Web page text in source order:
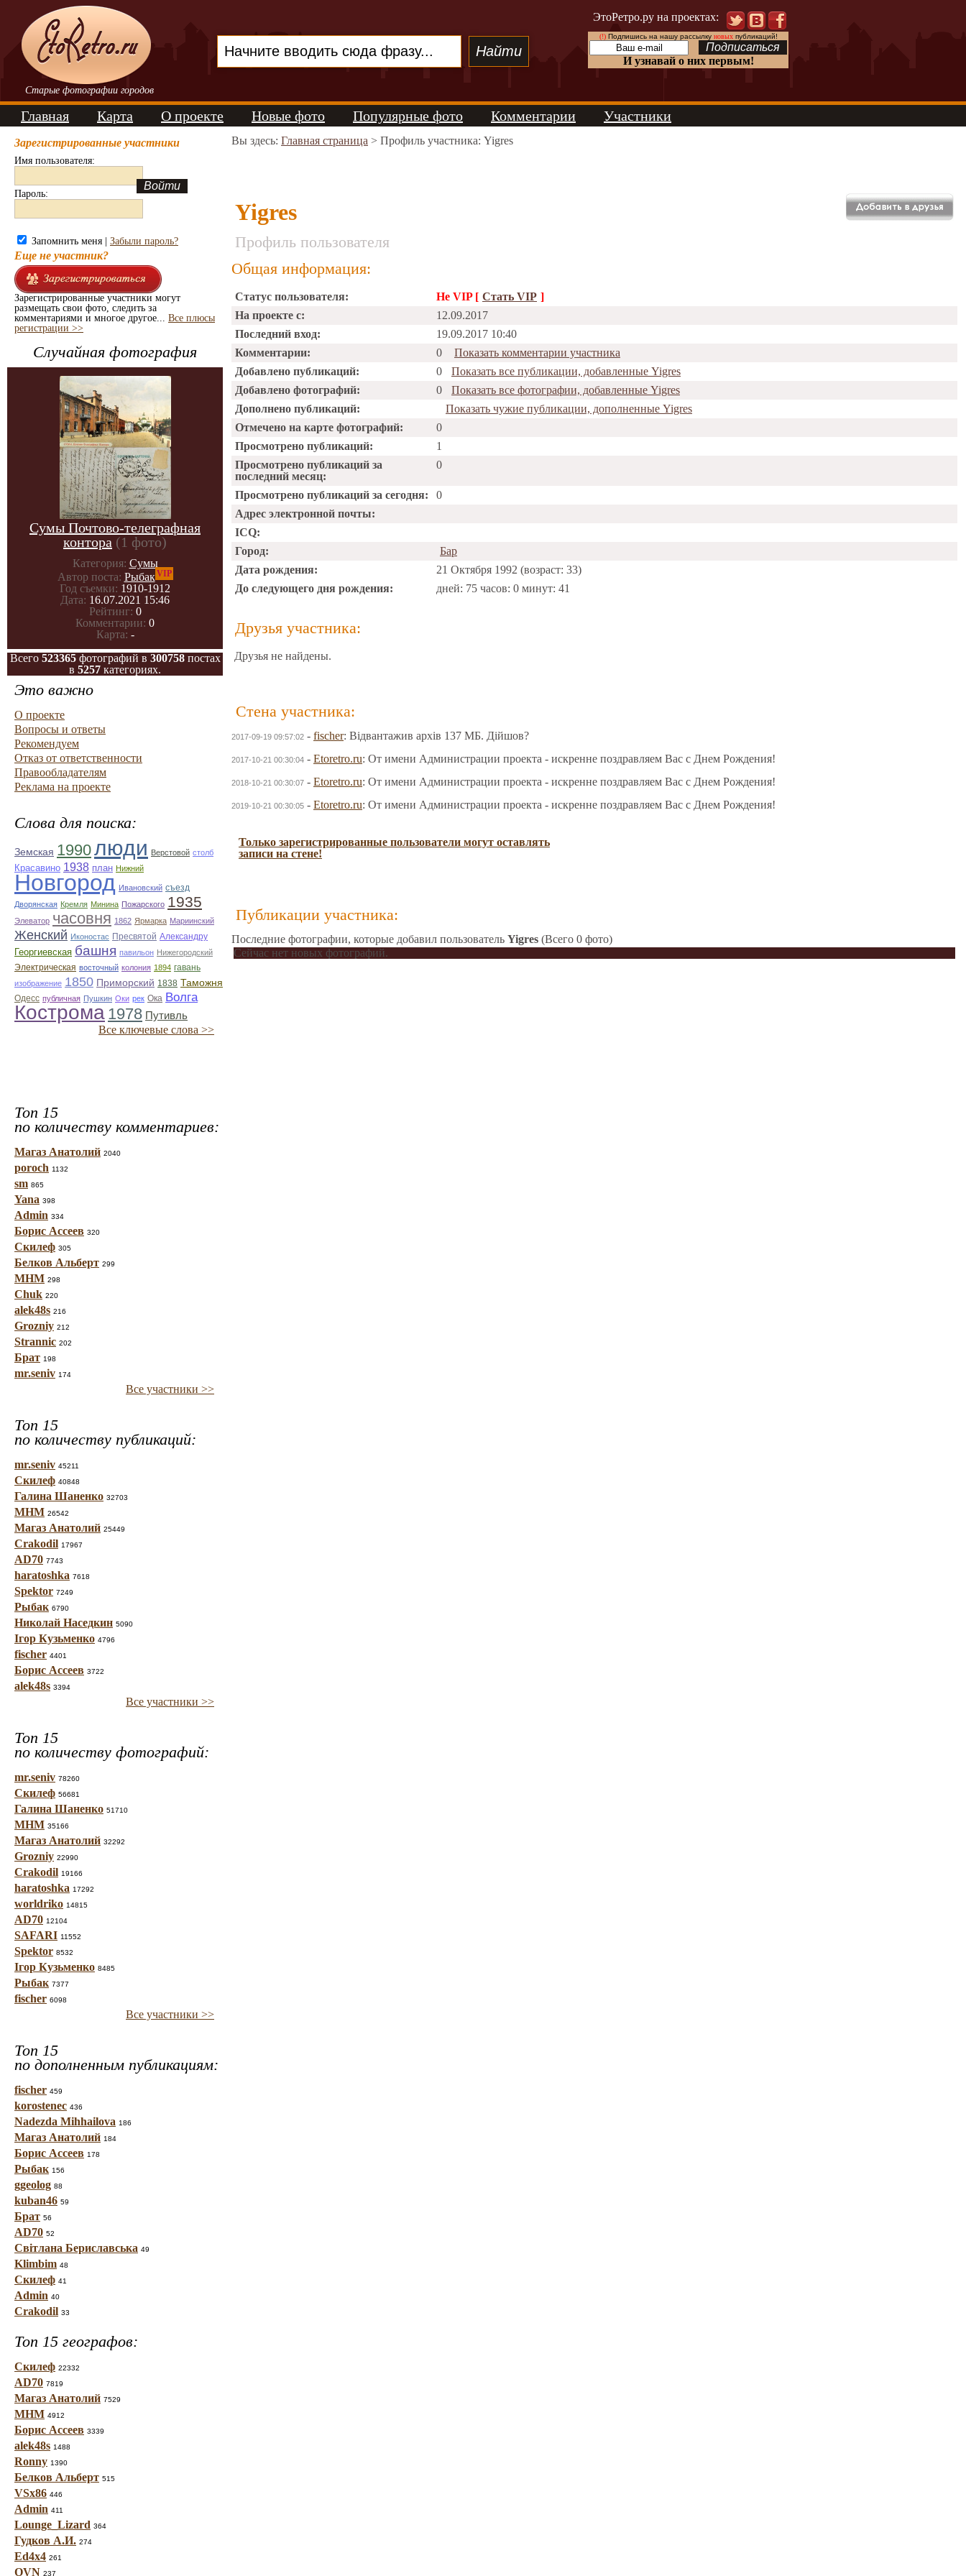
Старые фотографии городов
ЭтоРетро.ру на проектах:
(!)Подпишись на нашу рассылку новыхпубликаций!
И узнавай о них первым!
Главная Карта О проекте Новые фото Популярные фото Комментарии Участники
Зарегистрированные участники
Имя пользователя:
Пароль:
Запомнить меня | Забыли пароль?
Еще не участник?
Зарегистрированные участники могут
размещать свои фото, следить за
комментариями и многое другое... Все плюсы
регистрации >>
Случайная фотография
Сумы Почтово-телеграфная
контора (1 фото)
Категория: Сумы
Автор поста: РыбакVIP
Год съемки: 1910-1912
Дата: 16.07.2021 15:46
Рейтинг: 0
Комментарии: 0
Карта: -
Всего 523365фотографий в 300758постах
в 5257 категориях.
Это важно
О проекте
Вопросы и ответы
Рекомендуем
Отказ от ответственности
Правообладателям
Реклама на проекте
Слова для поиска:
Земская 1990люди Верстовой столб
Красавино 1938 план Нижний
Новгород Ивановский съезд
Дворянская Кремля Минина Пожарского 1935
Элеватор часовня 1862 Ярмарка Мариинский
Женский Иконостас Пресвятой Александру
Георгиевская башня павильон Нижегородский
Электрическая восточный колония 1894 гавань
изображение 1850 Приморский 1838 Таможня
Одесс публичная Пушкин Оки рек Ока Волга
Кострома 1978 Путивль
Все ключевые слова >>
Топ 15
по количеству комментариев:
Магаз Анатолий 2040
poroch 1132
sm 865
Yana 398
Admin 334
Борис Ассеев 320
Скилеф 305
Белков Альберт 299
МНМ 298
Chuk 220
alek48s 216
Grozniy 212
Strannic 202
Брат 198
mr.seniv 174
Все участники >>
Топ 15
по количеству публикаций:
mr.seniv 45211
Скилеф 40848
Галина Шаненко 32703
МНМ 26542
Магаз Анатолий 25449
Crakodil 17967
AD70 7743
haratoshka 7618
Spektor 7249
Рыбак 6790
Николай Наседкин 5090
Ігор Кузьменко 4796
fischer 4401
Борис Ассеев 3722
alek48s 3394
Все участники >>
Топ 15
по количеству фотографий:
mr.seniv 78260
Скилеф 56681
Галина Шаненко 51710
МНМ 35166
Магаз Анатолий 32292
Grozniy 22990
Crakodil 19166
haratoshka 17292
worldriko 14815
AD70 12104
SAFARI 11552
Spektor 8532
Ігор Кузьменко 8485
Рыбак 7377
fischer 6098
Все участники >>
Топ 15
по дополненным публикациям:
fischer 459
korostenec 436
Nadezda Mihhailova 186
Магаз Анатолий 184
Борис Ассеев 178
Рыбак 156
ggeolog 88
kuban46 59
Брат 56
AD70 52
Світлана Бериславська 49
Klimbim 48
Скилеф 41
Admin 40
Crakodil 33
Топ 15 географов:
Скилеф 22332
AD70 7819
Магаз Анатолий 7529
МНМ 4912
Борис Ассеев 3339
alek48s 1488
Ronny 1390
Белков Альберт 515
VSx86 446
Admin 411
Lounge_Lizard 364
Гудков А.И. 274
Ed4x4 261
OVN 237
Вы здесь: Главная страница > Профиль участника: Yigres
Yigres
Профиль пользователя
Общая информация:
Статус пользователя: Не VIP [ Стать VIP ]
На проекте с:
12.09.2017
Последний вход:
19.09.2017 10:40
Комментарии:
0
Показать комментарии участника
Добавлено публикаций:
0
Показать все публикации, добавленные Yigres
Добавлено фотографий:
0
Показать все фотографии, добавленные Yigres
Дополнено публикаций:
Показать чужие публикации, дополненные Yigres
Отмечено на карте фотографий:
0
Просмотрено публикаций:
1
Просмотрено публикаций за
последний месяц:
0
Просмотрено публикаций за сегодня:
0
Адрес электронной почты:
ICQ:
Город:
Бар
Дата рождения:
21 Октября 1992 (возраст: 33)
До следующего дня рождения:
дней: 75 часов: 0 минут: 41
Друзья участника:
Друзья не найдены.
Стена участника:
2017-09-19 09:57:02 - fischer: Відвантажив архів 137 МБ. Дійшов?
2017-10-21 00:30:04 - Etoretro.ru: От имени Администрации проекта - искренне поздравляем Вас с Днем Рождения!
2018-10-21 00:30:07 - Etoretro.ru: От имени Администрации проекта - искренне поздравляем Вас с Днем Рождения!
2019-10-21 00:30:05 - Etoretro.ru: От имени Администрации проекта - искренне поздравляем Вас с Днем Рождения!
Только зарегистрированные пользователи могут оставлять
записи на стене!
Публикации участника:
Последние фотографии, которые добавил пользователь Yigres (Всего 0 фото)
Сейчас нет новых фотографий.